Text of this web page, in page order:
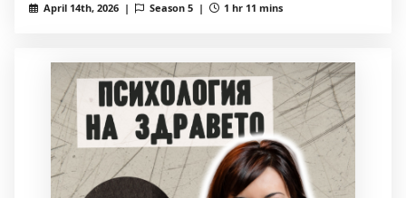
April 14th, 2026 | Season 5 | 1 hr 11 mins